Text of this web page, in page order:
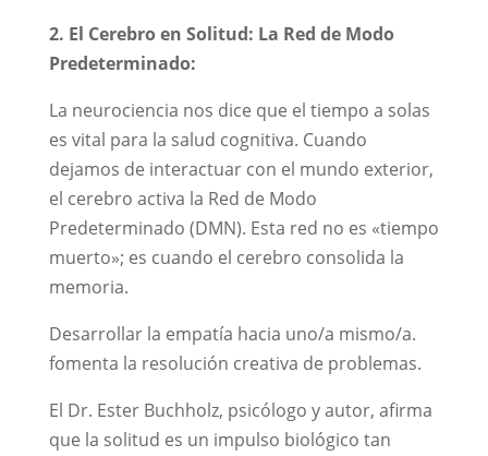
2. El Cerebro en Solitud: La Red de Modo
Predeterminado:
La neurociencia nos dice que el tiempo a solas
es vital para la salud cognitiva. Cuando
dejamos de interactuar con el mundo exterior,
el cerebro activa la Red de Modo
Predeterminado (DMN). Esta red no es «tiempo
muerto»; es cuando el cerebro consolida la
memoria.
Desarrollar la empatía hacia uno/a mismo/a.
fomenta la resolución creativa de problemas.
El Dr. Ester Buchholz, psicólogo y autor, afirma
que la solitud es un impulso biológico tan